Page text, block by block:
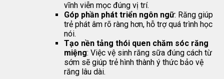
vĩnh viễn mọc đúng vị trí.
Góp phần phát triển ngôn ngữ: Răng giúp
trẻ phát âm rõ ràng hơn, hỗ trợ quá trình học
nói.
Tạo nền tảng thói quen chăm sóc răng
miệng: Việc vệ sinh răng sữa đúng cách từ
sớm sẽ giúp trẻ hình thành ý thức bảo vệ
răng lâu dài.